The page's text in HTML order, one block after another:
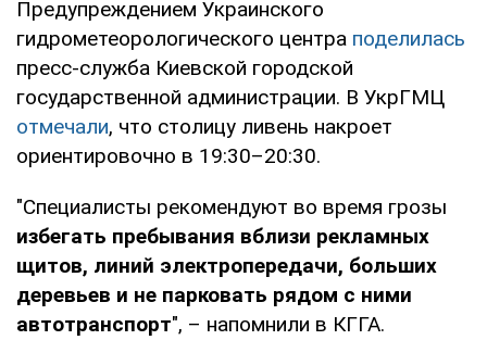
Предупреждением Украинского
гидрометеорологического центра поделилась
пресс-служба Киевской городской
государственной администрации. В УкрГМЦ
отмечали, что столицу ливень накроет
ориентировочно в 19:30–20:30.
"Специалисты рекомендуют во время грозы
избегать пребывания вблизи рекламных
щитов, линий электропередачи, больших
деревьев и не парковать рядом с ними
автотранспорт", – напомнили в КГГА.